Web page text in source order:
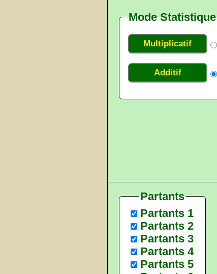
Mode Statistique
Multiplicatif
Additif
Partants
Partants 1
Partants 2
Partants 3
Partants 4
Partants 5